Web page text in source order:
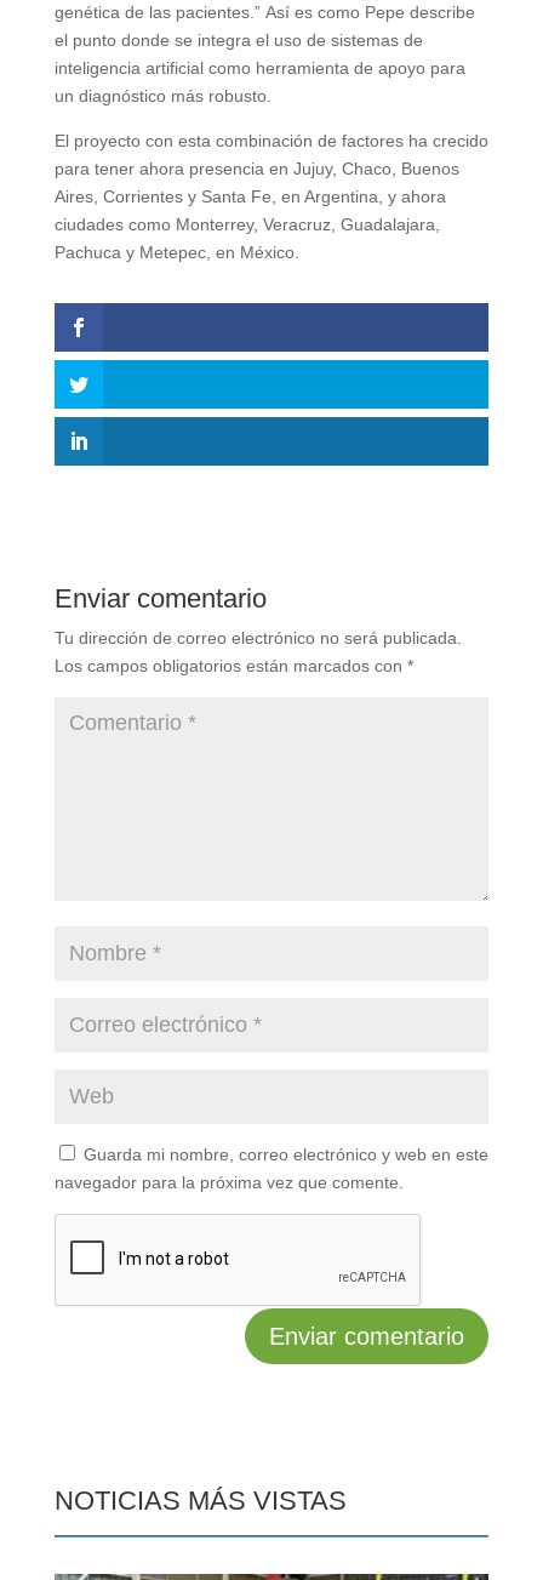
genética de las pacientes.” Así es como Pepe describe
el punto donde se integra el uso de sistemas de
inteligencia artificial como herramienta de apoyo para
un diagnóstico más robusto.
El proyecto con esta combinación de factores ha crecido
para tener ahora presencia en Jujuy, Chaco, Buenos
Aires, Corrientes y Santa Fe, en Argentina, y ahora
ciudades como Monterrey, Veracruz, Guadalajara,
Pachuca y Metepec, en México.
Enviar comentario
Tu dirección de correo electrónico no será publicada.
Los campos obligatorios están marcados con *
Guarda mi nombre, correo electrónico y web en este
navegador para la próxima vez que comente.
NOTICIAS MÁS VISTAS